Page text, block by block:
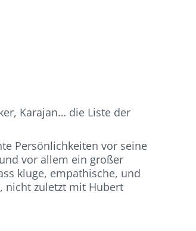
Karajan… die Liste der
Persönlichkeiten vor seine
vor allem ein großer
kluge, empathische, und
nicht zuletzt mit Hubert